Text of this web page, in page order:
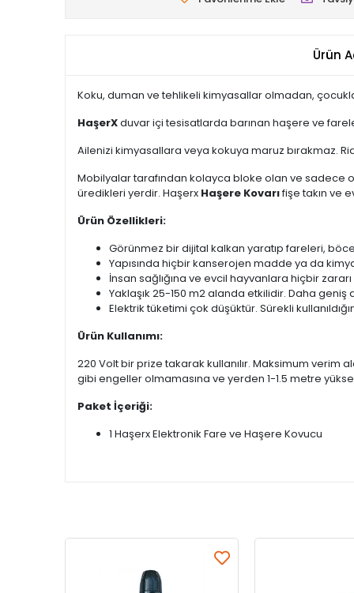
Ürün
Koku, duman ve tehlikeli kimyasallar olmadan,
HaşerXduvar içi tesisatlarda barınan haşere ve
Ailenizi kimyasallara veya kokuya maruz bırakmaz.
Mobilyalar tarafından kolayca bloke olan ve sadece
üredikleri yerdir. Haşerx Haşere Kovarıfişe takın ve
Ürün Özellikleri:
Görünmez bir dijital kalkan yaratıp fareleri,
Yapısında hiçbir kanserojen madde ya da
İnsan sağlığına ve evcil hayvanlara hiçbir
Yaklaşık 25-150 m2 alanda etkilidir. Daha
Elektrik tüketimi çok düşüktür. Sürekli
Ürün Kullanımı:
220 Volt bir prize takarak kullanılır. Maksimum verim
gibi engeller olmamasına ve yerden 1-1.5 metre
Paket İçeriği:
1 Haşerx Elektronik Fare ve Haşere Kovucu